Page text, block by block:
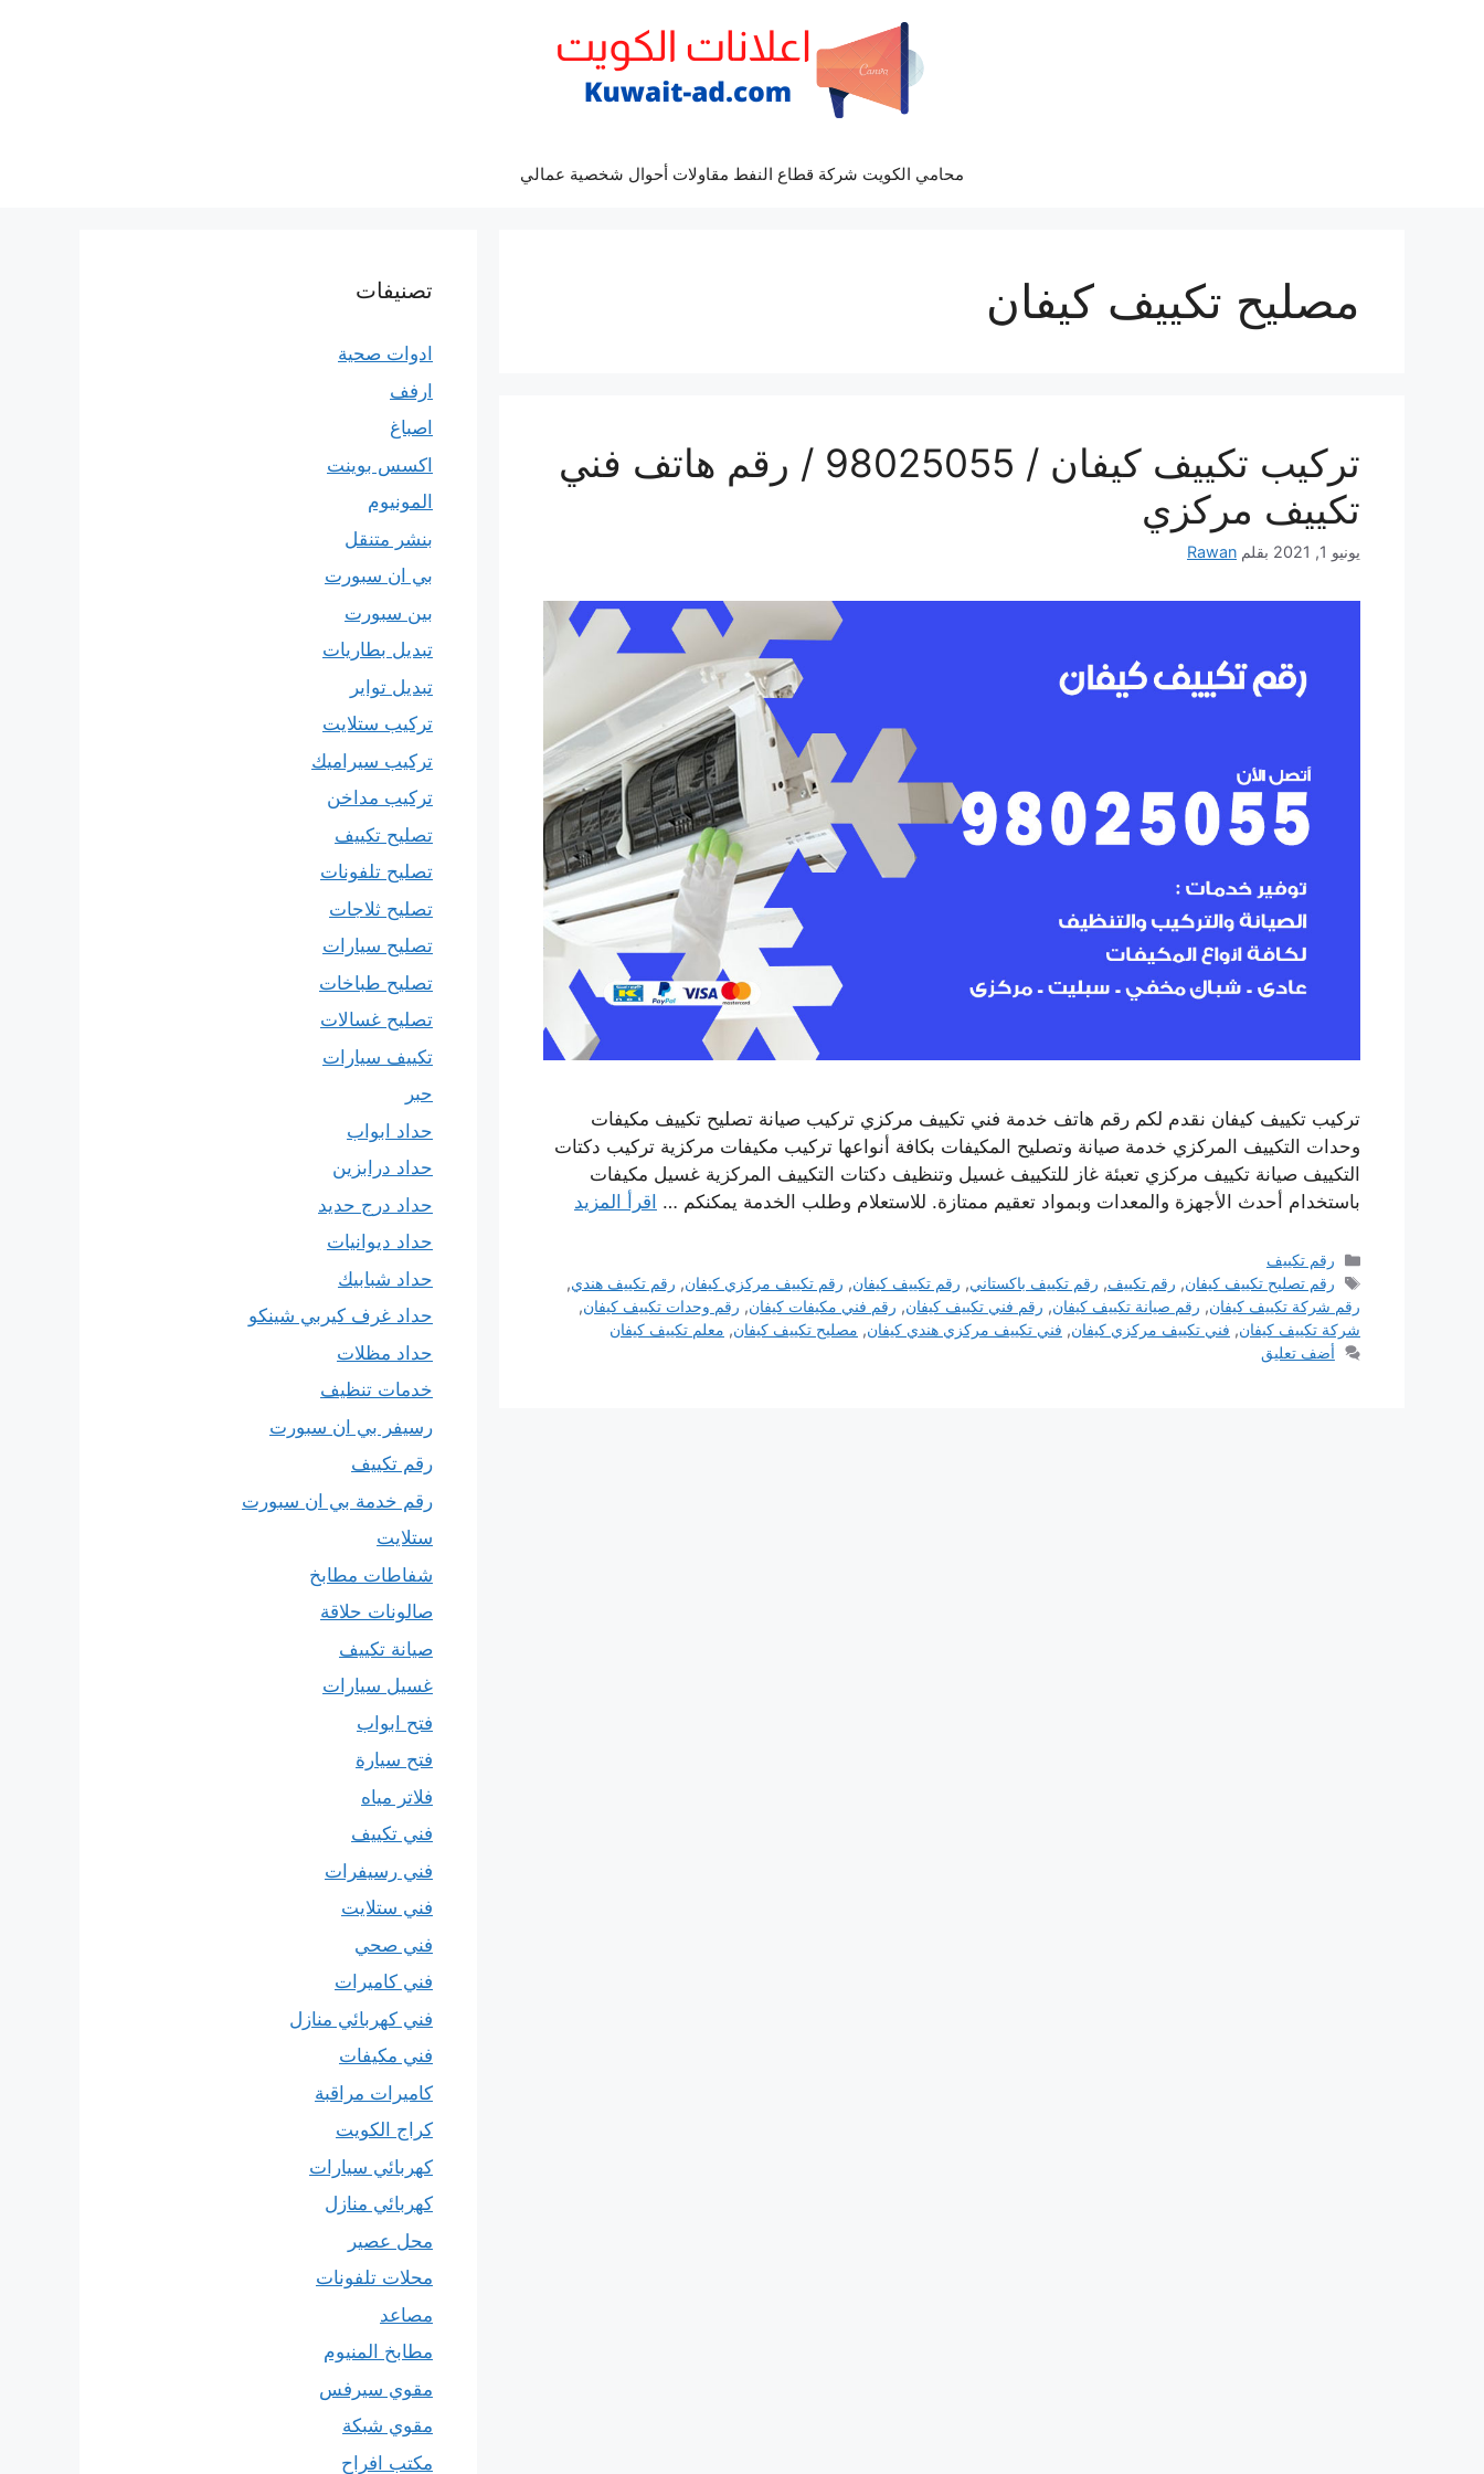
محامي الكويت شركة قطاع النفط مقاولات أحوال شخصية عمالي
مصليح تكييف كيفان
تركيب تكييف كيفان / 98025055 / رقم هاتف فني
تكييف مركزي
يونيو 1, 2021 بقلم Rawan
تركيب تكييف كيفان نقدم لكم رقم هاتف خدمة فني تكييف مركزي تركيب صيانة تصليح تكييف مكيفات
وحدات التكييف المركزي خدمة صيانة وتصليح المكيفات بكافة أنواعها تركيب مكيفات مركزية تركيب دكتات
التكييف صيانة تكييف مركزي تعبئة غاز للتكييف غسيل وتنظيف دكتات التكييف المركزية غسيل مكيفات
باستخدام أحدث الأجهزة والمعدات وبمواد تعقيم ممتازة. للاستعلام وطلب الخدمة يمكنكم … اقرأ المزيد
التصنيفات
رقم تكييف
الوسوم
رقم تصليح تكييف كيفان, رقم تكييف, رقم تكييف باكستاني, رقم تكييف كيفان, رقم تكييف مركزي كيفان, رقم تكييف هندي,
رقم شركة تكييف كيفان, رقم صيانة تكييف كيفان, رقم فني تكييف كيفان, رقم فني مكيفات كيفان, رقم وحدات تكييف كيفان,
شركة تكييف كيفان, فني تكييف مركزي كيفان, فني تكييف مركزي هندي كيفان, مصليح تكييف كيفان, معلم تكييف كيفان
أضف تعليق
تصنيفات
ادوات صحية
ارفف
اصباغ
اكسس بوينت
المونيوم
بنشر متنقل
بي ان سبورت
بين سبورت
تبديل بطاريات
تبديل تواير
تركيب ستلايت
تركيب سيراميك
تركيب مداخن
تصليح تكييف
تصليح تلفونات
تصليح ثلاجات
تصليح سيارات
تصليح طباخات
تصليح غسالات
تكييف سيارات
حبر
حداد ابواب
حداد درابزين
حداد درج حديد
حداد ديوانيات
حداد شبابيك
حداد غرف كيربي شينكو
حداد مظلات
خدمات تنظيف
رسيفر بي ان سبورت
رقم تكييف
رقم خدمة بي ان سبورت
ستلايت
شفاطات مطابخ
صالونات حلاقة
صيانة تكييف
غسيل سيارات
فتح ابواب
فتح سيارة
فلاتر مياه
فني تكييف
فني رسيفرات
فني ستلايت
فني صحي
فني كاميرات
فني كهربائي منازل
فني مكيفات
كاميرات مراقبة
كراج الكويت
كهربائي سيارات
كهربائي منازل
محل عصير
محلات تلفونات
مصاعد
مطابخ المنيوم
مقوي سيرفس
مقوي شبكة
مكتب افراح